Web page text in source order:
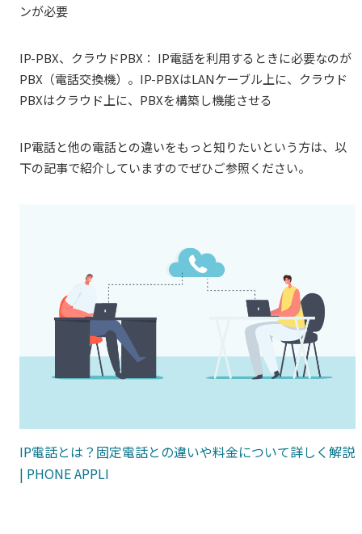
ンが必要
IP-PBX、クラウドPBX： IP電話を利用するときに必要なのが
PBX（電話交換機）。IP-PBXはLANケーブル上に、クラウド
PBXはクラウド上に、PBXを構築し機能させる
IP電話と他の電話との違いをもっと知りたいという方は、以
下の記事で紹介していますのでぜひご参照ください。
IP電話とは？固定電話との違いや料金について詳しく解説
| PHONE APPLI